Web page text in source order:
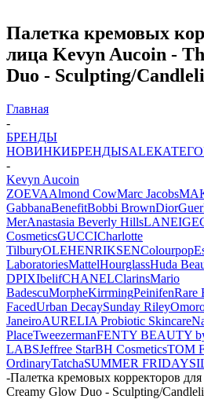
Палетка кремовых
лица Kevyn Aucoin -
Duo - Sculpting/
Главная
-
БРЕНДЫ
НОВИНКИБРЕНДЫSALE
-
Kevyn Aucoin
ZOEVAAlmond CowMarc Jacobs
GabbanaBenefitBobbi BrownDior
MerAnastasia Beverly HillsLANEIGE
CosmeticsGUCCICharlotte
TilburyOLEHENRIKSENColourpop
LaboratoriesMattelHourglassHuda
DPIXIbelifCHANELClarinsMario
BadescuMorpheKirrmingPeinifenRare
FacedUrban DecaySunday Riley
JaneiroAURELIA Probiotic Skincare
PlaceTweezermanFENTY BEAUTY
LABSJeffree StarBH CosmeticsTOM
OrdinaryTatchaSUMMER FRIDAYS
-Палетка кремовых корректоров
Creamy Glow Duo - Sculpting/